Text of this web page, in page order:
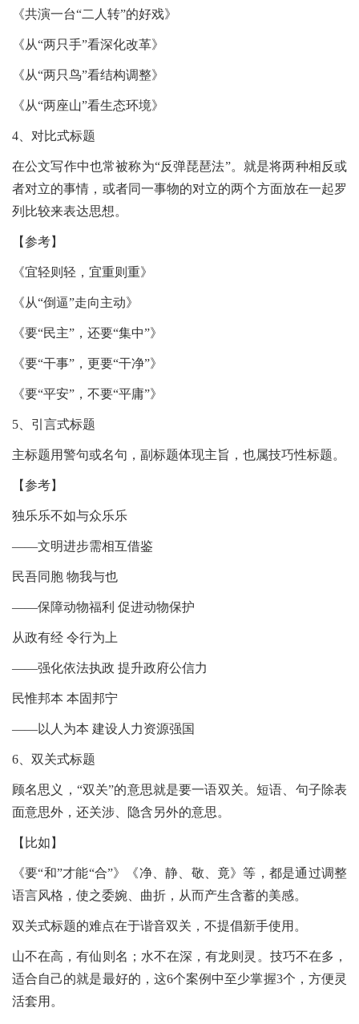
《共演一台“二人转”的好戏》
《从“两只手”看深化改革》
《从“两只鸟”看结构调整》
《从“两座山”看生态环境》
4、对比式标题
在公文写作中也常被称为“反弹琵琶法”。就是将两种相反或
者对立的事情，或者同一事物的对立的两个方面放在一起罗
列比较来表达思想。
【参考】
《宜轻则轻，宜重则重》
《从“倒逼”走向主动》
《要“民主”，还要“集中”》
《要“干事”，更要“干净”》
《要“平安”，不要“平庸”》
5、引言式标题
主标题用警句或名句，副标题体现主旨，也属技巧性标题。
【参考】
独乐乐不如与众乐乐
——文明进步需相互借鉴
民吾同胞 物我与也
——保障动物福利 促进动物保护
从政有经 令行为上
——强化依法执政 提升政府公信力
民惟邦本 本固邦宁
——以人为本 建设人力资源强国
6、双关式标题
顾名思义，“双关”的意思就是要一语双关。短语、句子除表
面意思外，还关涉、隐含另外的意思。
【比如】
《要“和”才能“合”》《净、静、敬、竟》等，都是通过调整
语言风格，使之委婉、曲折，从而产生含蓄的美感。
双关式标题的难点在于谐音双关，不提倡新手使用。
山不在高，有仙则名；水不在深，有龙则灵。技巧不在多，
适合自己的就是最好的，这6个案例中至少掌握3个，方便灵
活套用。